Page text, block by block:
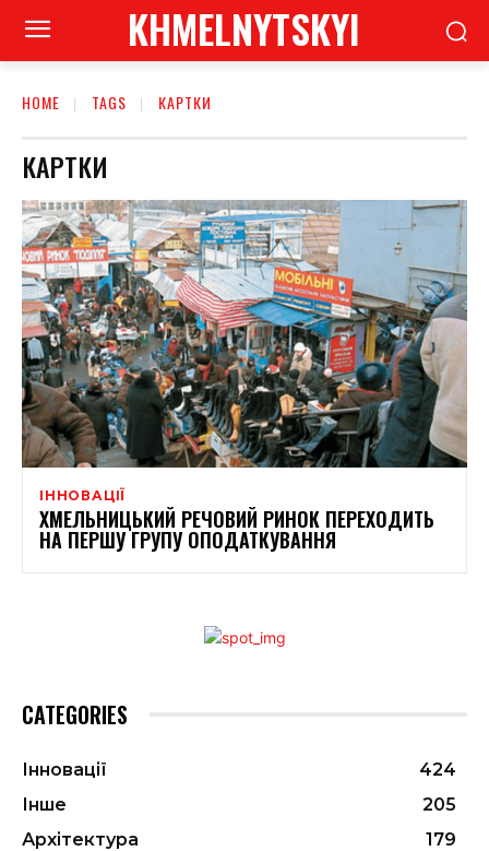
KHMELNYTSKYI
HOME TAGS КАРТКИ
КАРТКИ
ІННОВАЦІЇ
ХМЕЛЬНИЦЬКИЙ РЕЧОВИЙ РИНОК ПЕРЕХОДИТЬ
НА ПЕРШУ ГРУПУ ОПОДАТКУВАННЯ
CATEGORIES
Інновації
424
Інше
205
Архітектура
179